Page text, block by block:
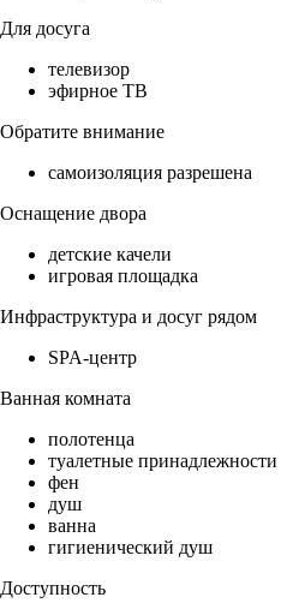
Для досуга
телевизор
эфирное ТВ
Обратите внимание
самоизоляция разрешена
Оснащение двора
детские качели
игровая площадка
Инфраструктура и досуг рядом
SPA-центр
Ванная комната
полотенца
туалетные принадлежности
фен
душ
ванна
гигиенический душ
Доступность